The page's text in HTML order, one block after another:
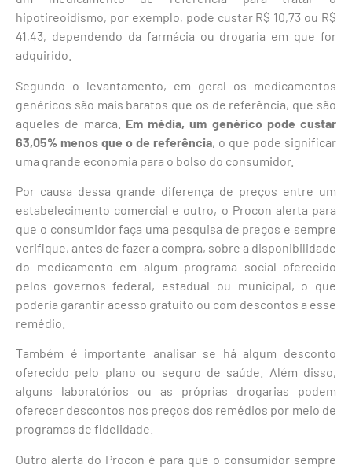
hipotireoidismo, por exemplo, pode custar R$ 10,73 ou R$
41,43, dependendo da farmácia ou drogaria em que for
adquirido.
Segundo o levantamento, em geral os medicamentos
genéricos são mais baratos que os de referência, que são
aqueles de marca.
Em média, um genérico pode custar
63,05% menos que o de referência, o que pode significar
uma grande economia para o bolso do consumidor.
Por causa dessa grande diferença de preços entre um
estabelecimento comercial e outro, o Procon alerta para
que o consumidor faça uma pesquisa de preços e sempre
verifique, antes de fazer a compra, sobre a disponibilidade
do medicamento em algum programa social oferecido
pelos governos federal, estadual ou municipal, o que
poderia garantir acesso gratuito ou com descontos a esse
remédio.
Também é importante analisar se há algum desconto
oferecido pelo plano ou seguro de saúde. Além disso,
alguns laboratórios ou as próprias drogarias podem
oferecer descontos nos preços dos remédios por meio de
programas de fidelidade.
Outro alerta do Procon é para que o consumidor sempre